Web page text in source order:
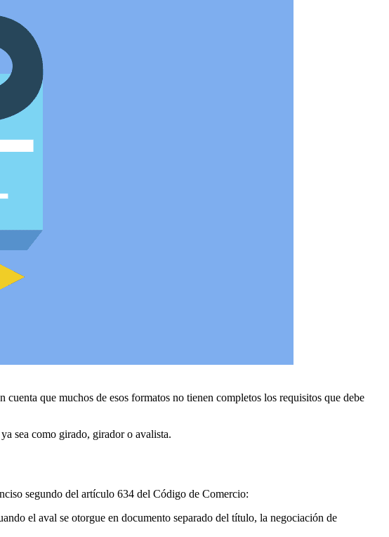
que muchos de esos formatos no tienen completos los requisitos que debe
sea como girado, girador o avalista.
segundo del artículo 634 del Código de Comercio:
el aval se otorgue en documento separado del título, la negociación de